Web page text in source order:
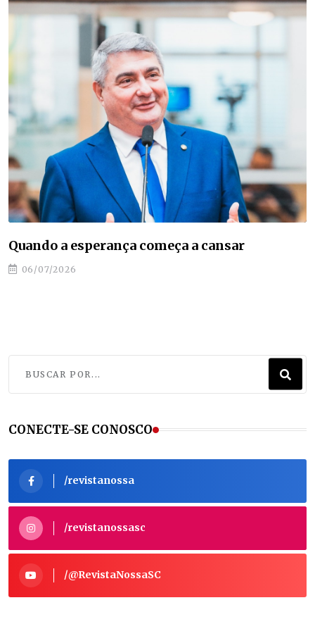
Quando a esperança começa a cansar
06/07/2026
CONECTE-SE CONOSCO
/revistanossa
/revistanossasc
/@RevistaNossaSC